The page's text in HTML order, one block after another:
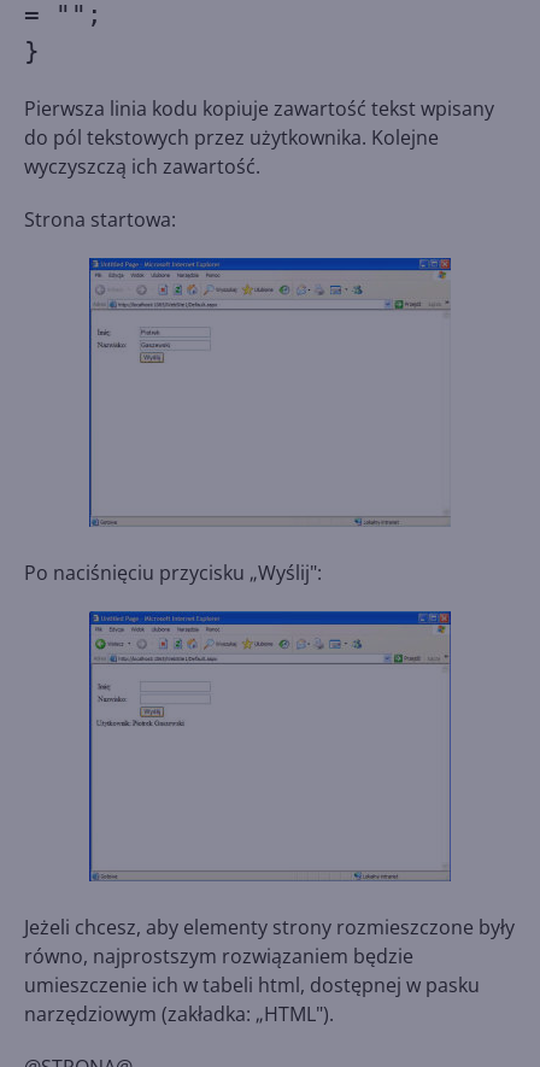
= "";
}
Pierwsza linia kodu kopiuje zawartość tekst wpisany
do pól tekstowych przez użytkownika. Kolejne
wyczyszczą ich zawartość.
Strona startowa:
Po naciśnięciu przycisku „Wyślij":
Jeżeli chcesz, aby elementy strony rozmieszczone były
równo, najprostszym rozwiązaniem będzie
umieszczenie ich w tabeli html, dostępnej w pasku
narzędziowym (zakładka: „HTML").